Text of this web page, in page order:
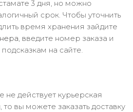
3 дня, но можно
срок. Чтобы уточнить
время хранения зайдите
, введите номер заказа и
на сайте.
действует курьерская
вы можете заказать доставку